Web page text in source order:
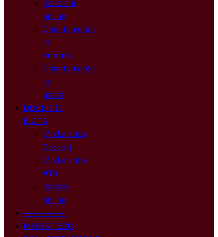
Iscrizioni
online
Orientamento
in
entrata
Orientamento
in
uscita
DOCENTI
E ATA
Modulistica
Docenti
Modulistica
ATA
Istanze
online
————
MINISTERO